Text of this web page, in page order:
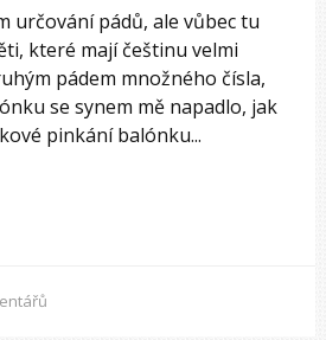
určování pádů, ale vůbec tu
které mají češtinu velmi
pádem množného čísla,
se synem mě napadlo, jak
pinkání balónku...